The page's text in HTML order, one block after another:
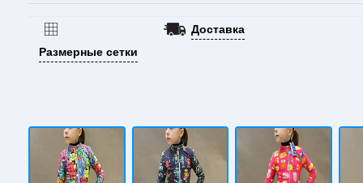
Размерные сетки
Доставка